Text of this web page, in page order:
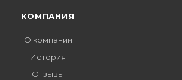
КОМПАНИЯ
О компании
История
Отзывы